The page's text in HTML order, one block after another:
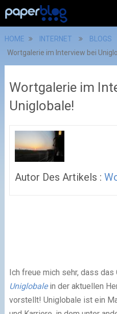
HOME INTERNET
BLOGS
Wortgalerie im Interview bei
Wortgalerie im
Uniglobale!
Autor Des Artikels :
Ich freue mich sehr, dass das
Uniglobalein der aktuellen
vorstellt! Uniglobale ist ein